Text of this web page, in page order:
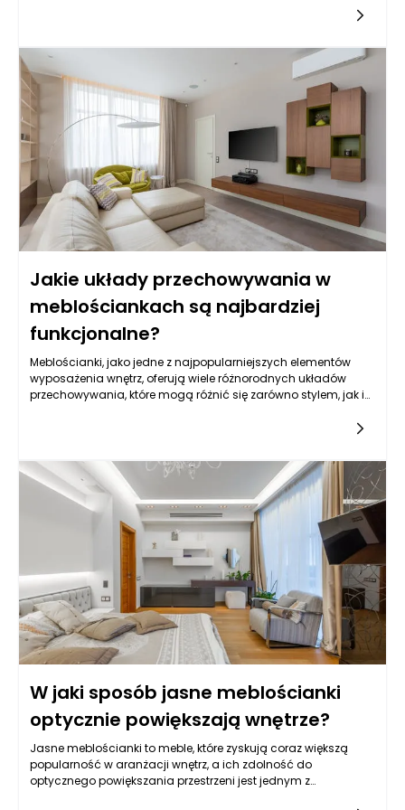
praktycznym wyborem. Główne pytanie, które stawiamy sobie
formy — czy lepiej zdecydować się na wersję wiszącą, czy
może tradycyjną stojącą? Odpowiedź na to pytanie nie jest
jednoznaczna i zależy od wielu czynników, które warto
rozważyć.
Jakie układy przechowywania w
meblościankach są najbardziej
funkcjonalne?
Meblościanki, jako jedne z najpopularniejszych elementów
wyposażenia wnętrz, oferują wiele różnorodnych układów
przechowywania, które mogą różnić się zarówno stylem, jak i
przechowywania w meblościance powinien być uzależniony
pomieszczenia, w którym te meble będą używane. Kluczowe
jest, aby rozważyć, jakie przedmioty będą w niej
przechowywane, jak dużo miejsca mamy do dyspozycji oraz
jaki styl aranżacji preferujemy.
W jaki sposób jasne meblościanki
optycznie powiększają wnętrze?
Jasne meblościanki to meble, które zyskują coraz większą
popularność w aranżacji wnętrz, a ich zdolność do
optycznego powiększania przestrzeni jest jednym z